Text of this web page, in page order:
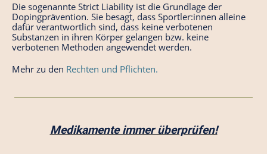
Die sogenannte Strict Liability ist die Grundlage der
Dopingprävention. Sie besagt, dass Sportler:innen alleine
dafür verantwortlich sind, dass keine verbotenen
Substanzen in ihren Körper gelangen bzw. keine
verbotenen Methoden angewendet werden.
Mehr zu den Rechten und Pflichten.
Medikamente immer überprüfen!